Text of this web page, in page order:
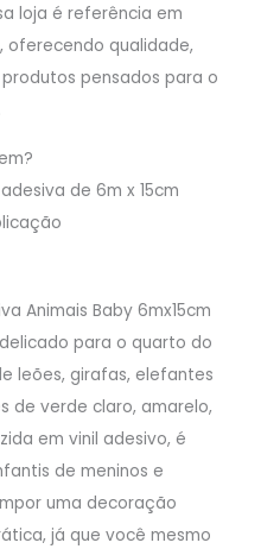
loja é referência em
, oferecendo qualidade,
pensados para o
de 6m x 15cm
Animais Baby 6mx15cm
para o quarto do
leões, girafas, elefantes
de verde claro, amarelo,
em vinil adesivo, é
de meninos e
uma decoração
já que você mesmo